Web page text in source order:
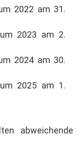
2022 am 31.
2023 am 2.
2024 am 30.
2025 am 1.
abweichende